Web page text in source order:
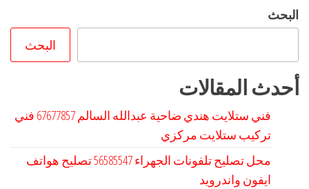
البحث
البحث
أحدث المقالات
فني ستلايت هندي ضاحية عبدالله السالم 67677857 فني
تركيب ستلايت مركزي
محل تصليح تلفونات الجهراء 56585547 تصليح هواتف
ايفون واندرويد